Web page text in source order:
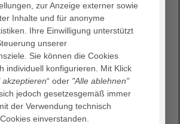
wir in der Reihe "Pflege und
– Abschied nehmen" einige Antworten
in der letzten Lebensphase und
informierte, mündige Entscheidungen
Veranstaltungsreihen "Pflege und
sollen medizinisches und
für alle Menschen verständlich
Sie herzlich zu den folgenden
ein:
zur Anzeige externer sowie
Inhalte und für anonyme
Ihre Einwilligung unterstützt
unserer
Sie können die Cookies
individuell konfigurieren. Mit Klick
akzeptieren“ oder "Alle ablehnen"
jedoch gesetzesgemäß immer
der Verwendung technisch
einverstanden.